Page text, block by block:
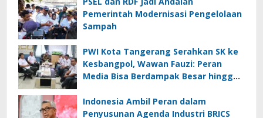
Pemerintah Modernisasi Pengelolaan
Sampah
PWI Kota Tangerang Serahkan SK ke
Kesbangpol, Wawan Fauzi: Peran
Media Bisa Berdampak Besar hingga
Indonesia Ambil Peran dalam
Penyusunan Agenda Industri BRICS